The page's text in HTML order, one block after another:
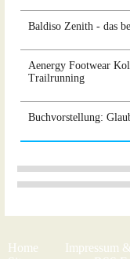
Baldiso Zenith - das
Aenergy Footwear
Trailrunning
Buchvorstellung:
Home Impressum